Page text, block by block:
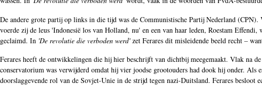
De andere grote partij op links in die tijd was de Communistische Partij Nederland
voerde zij de leus 'Indonesië los van Holland, nu' en een van haar leden, Roestam
geclaimd. In 'De revolutie die verboden werd'zet Ferares dit misleidende beeld recht –
Ferares heeft de ontwikkelingen die hij hier beschrijft van dichtbij meegemaakt. Vlak na
conservatorium was verwijderd omdat hij vier joodse grootouders had dook hij onder.
doorslaggevende rol van de Sovjet-Unie in de strijd tegen nazi-Duitsland. Ferares besloot